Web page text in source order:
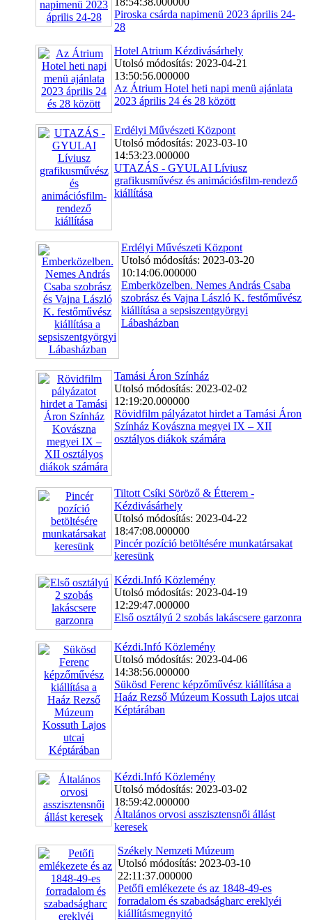
Piroska csárda napimenü 2023 április 24-
28
Hotel Atrium Kézdivásárhely
Utolsó módosítás: 2023-04-21
13:50:56.000000
Az Átrium Hotel heti napi menü ajánlata
2023 április 24 és 28 között
Erdélyi Művészeti Központ
Utolsó módosítás: 2023-03-10
14:53:23.000000
UTAZÁS - GYULAI Líviusz
grafikusművész és animációsfilm-rendező
kiállítása
Erdélyi Művészeti Központ
Utolsó módosítás: 2023-03-20
10:14:06.000000
Emberközelben. Nemes András Csaba
szobrász és Vajna László K. festőművész
kiállítása a sepsiszentgyörgyi
Lábasházban
Tamási Áron Színház
Utolsó módosítás: 2023-02-02
12:19:20.000000
Rövidfilm pályázatot hirdet a Tamási Áron
Színház Kovászna megyei IX – XII
osztályos diákok számára
Tiltott Csíki Söröző & Étterem -
Kézdivásárhely
Utolsó módosítás: 2023-04-22
18:47:08.000000
Pincér pozíció betöltésére munkatársakat
keresünk
Kézdi.Infó Közlemény
Utolsó módosítás: 2023-04-19
12:29:47.000000
Első osztályú 2 szobás lakáscsere garzonra
Kézdi.Infó Közlemény
Utolsó módosítás: 2023-04-06
14:38:56.000000
Sükösd Ferenc képzőművész kiállítása a
Haáz Rezső Múzeum Kossuth Lajos utcai
Képtárában
Kézdi.Infó Közlemény
Utolsó módosítás: 2023-03-02
18:59:42.000000
Általános orvosi asszisztensnői állást
keresek
Székely Nemzeti Múzeum
Utolsó módosítás: 2023-03-10
22:11:37.000000
Petőfi emlékezete és az 1848-49-es
forradalom és szabadságharc ereklyéi
kiállításmegnyitó